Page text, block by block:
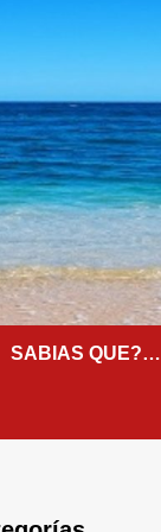
SABIAS QUE?…